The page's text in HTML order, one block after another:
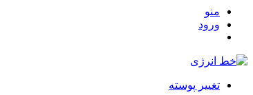
منو
ورود
تغییر پوسته